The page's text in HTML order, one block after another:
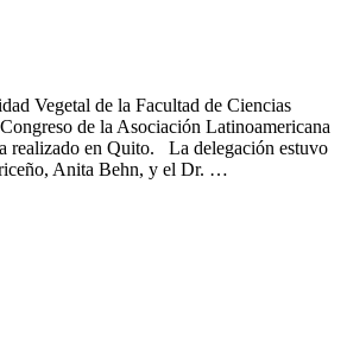
Vegetal de la Facultad de Ciencias
de la Asociación Latinoamericana
realizado en Quito. La delegación estuvo
Anita Behn, y el Dr. …